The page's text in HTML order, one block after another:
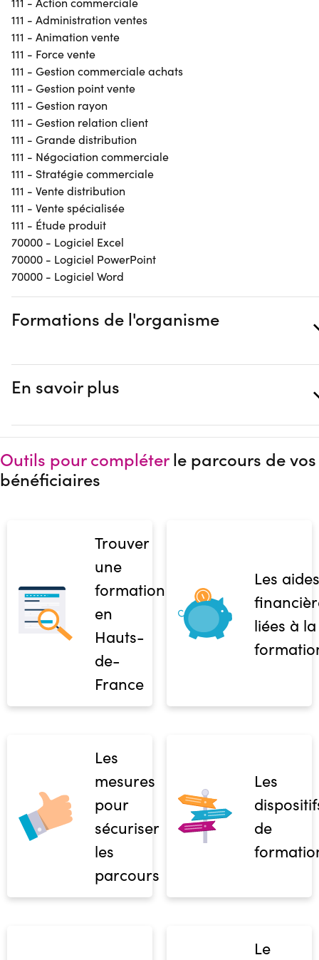
111 - Administration ventes
111 - Animation vente
111 - Force vente
111 - Gestion commerciale achats
111 - Gestion point vente
111 - Gestion rayon
111 - Gestion relation client
111 - Grande distribution
111 - Négociation commerciale
111 - Stratégie commerciale
111 - Vente distribution
111 - Vente spécialisée
111 - Étude produit
70000 - Logiciel Excel
70000 - Logiciel PowerPoint
70000 - Logiciel Word
Formations de l'organisme
En savoir plus
Outils pour compléterle parcours de vos
bénéficiaires
Trouver
une
formation
en
Hauts-
de-
France
Les aides
liées à la
Les
mesures
pour
sécuriser
les
parcours
Les
de
Le